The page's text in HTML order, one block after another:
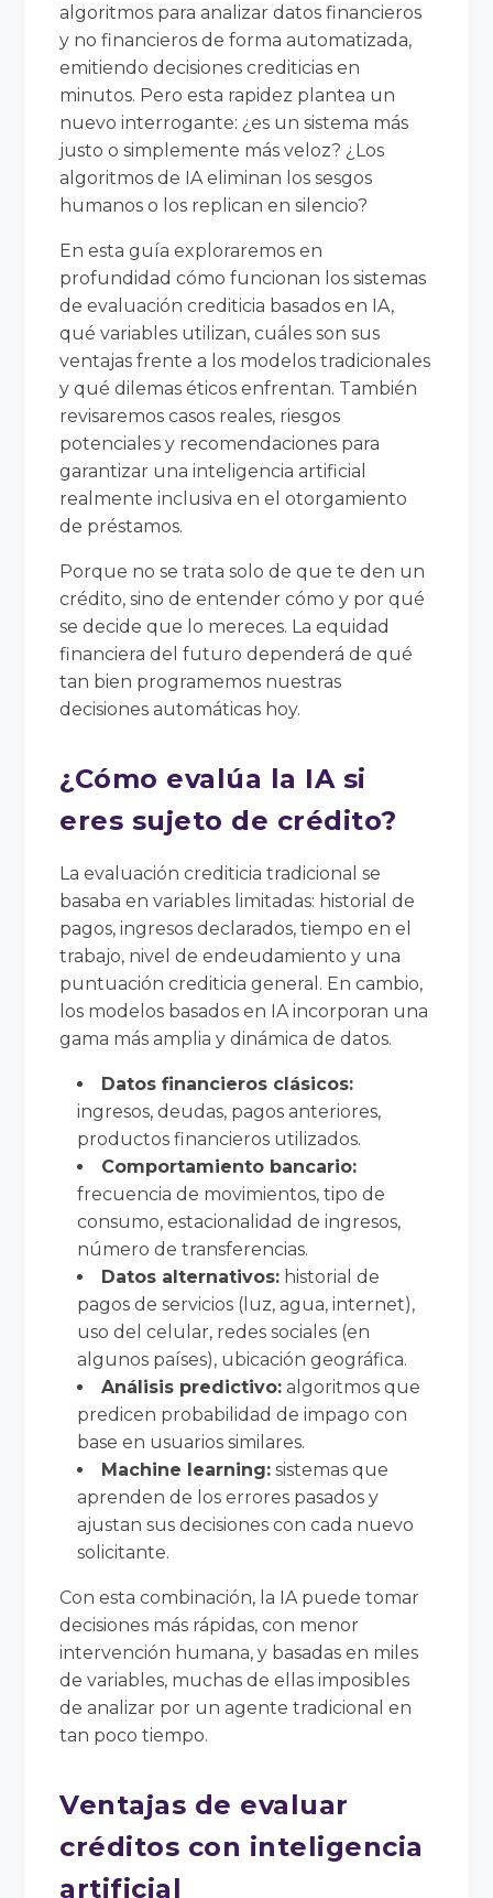
algoritmos para analizar datos financieros
y no financieros de forma automatizada,
emitiendo decisiones crediticias en
minutos. Pero esta rapidez plantea un
nuevo interrogante: ¿es un sistema más
justo o simplemente más veloz? ¿Los
algoritmos de IA eliminan los sesgos
humanos o los replican en silencio?
En esta guía exploraremos en
profundidad cómo funcionan los sistemas
de evaluación crediticia basados en IA,
qué variables utilizan, cuáles son sus
ventajas frente a los modelos tradicionales
y qué dilemas éticos enfrentan. También
revisaremos casos reales, riesgos
potenciales y recomendaciones para
garantizar una inteligencia artificial
realmente inclusiva en el otorgamiento
de préstamos.
Porque no se trata solo de que te den un
crédito, sino de entender cómo y por qué
se decide que lo mereces. La equidad
financiera del futuro dependerá de qué
tan bien programemos nuestras
decisiones automáticas hoy.
¿Cómo evalúa la IA si
eres sujeto de crédito?
La evaluación crediticia tradicional se
basaba en variables limitadas: historial de
pagos, ingresos declarados, tiempo en el
trabajo, nivel de endeudamiento y una
puntuación crediticia general. En cambio,
los modelos basados en IA incorporan una
gama más amplia y dinámica de datos.
Datos financieros clásicos:
ingresos, deudas, pagos anteriores,
productos financieros utilizados.
Comportamiento bancario:
frecuencia de movimientos, tipo de
consumo, estacionalidad de ingresos,
número de transferencias.
Datos alternativos: historial de
pagos de servicios (luz, agua, internet),
uso del celular, redes sociales (en
algunos países), ubicación geográfica.
Análisis predictivo: algoritmos que
predicen probabilidad de impago con
base en usuarios similares.
Machine learning: sistemas que
aprenden de los errores pasados y
ajustan sus decisiones con cada nuevo
solicitante.
Con esta combinación, la IA puede tomar
decisiones más rápidas, con menor
intervención humana, y basadas en miles
de variables, muchas de ellas imposibles
de analizar por un agente tradicional en
tan poco tiempo.
Ventajas de evaluar
créditos con inteligencia
artificial